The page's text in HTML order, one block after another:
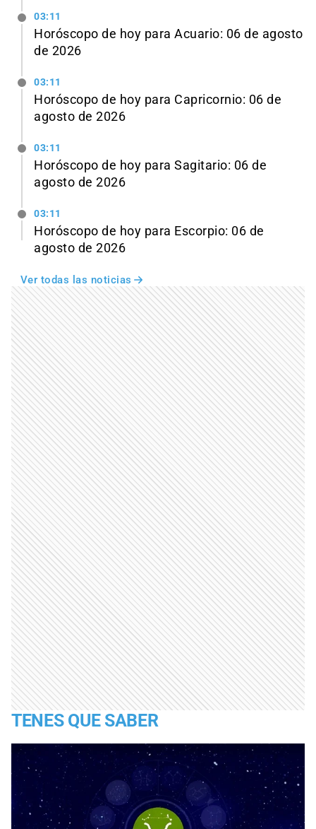
03:11
Horóscopo de hoy para Acuario: 06 de agosto
de 2026
03:11
Horóscopo de hoy para Capricornio: 06 de
agosto de 2026
03:11
Horóscopo de hoy para Sagitario: 06 de
agosto de 2026
03:11
Horóscopo de hoy para Escorpio: 06 de
agosto de 2026
Ver todas las noticias
TENES QUE SABER